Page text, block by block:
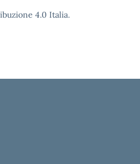
4.0 Italia.